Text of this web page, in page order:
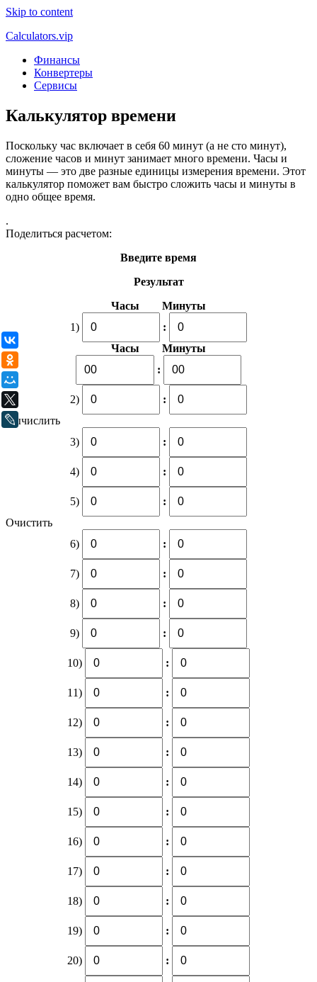
Skip to content
Calculators.vip
Финансы
Конвертеры
Сервисы
Калькулятор времени
Поскольку час включает в себя 60 минут (а не сто минут),
сложение часов и минут занимает много времени. Часы и
минуты — это две разные единицы измерения времени. Этот
калькулятор поможет вам быстро сложить часы и минуты в
одно общее время.
.
Поделиться расчетом:
Введите время
Результат
Часы Минуты
1)
:
Часы Минуты
:
2)
:
Вычислить
3)
:
4) :
5)
:
Очистить
6)
:
7) :
8) :
9) :
10) :
11) :
12) :
13) :
14) :
15) :
16) :
17) :
18) :
19) :
20) :
Одноклассники
LiveJournal